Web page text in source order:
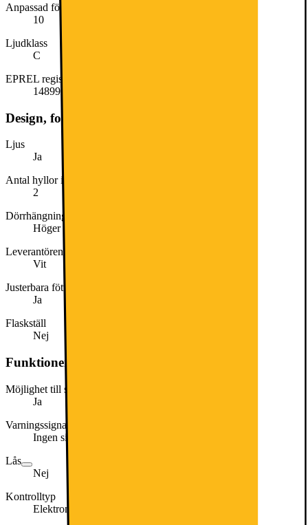
Anpassad för (lägsta temperatur)
10
Ljudklass
C
EPREL registreringsnummer
1489927
Design, form och placering
Ljus
Ja
Antal hyllor i kylskåp
2
Dörrhängning
Höger omhängbar
Leverantörens färgnamn
Vit
Justerbara fötter
Ja
Flaskställ
Nej
Funktioner och egenskaper
Möjlighet till snabbnedkylning
Ja
Varningssignal / Tekniskt fel
Ingen signal
Lås
Nej
Kontrolltyp
Elektronisk